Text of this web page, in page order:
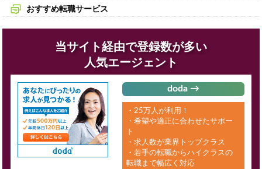
おすすめ転職サービス
当サイト経由で登録数が多い
人気エージェント
doda →
・25万人が利用！
・希望や適正に合わせたサポー
ト
・求人数が業界トップクラス
・若手の転職からハイクラスの
転職まで幅広く対応